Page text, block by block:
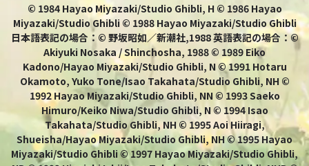
© 1984 Hayao Miyazaki/Studio Ghibli, H © 1986 Hayao
Miyazaki/Studio Ghibli © 1988 Hayao Miyazaki/Studio Ghibli
日本語表記の場合：© 野坂昭如／新潮社,1988 英語表記の場合：©
Akiyuki Nosaka / Shinchosha, 1988 © 1989 Eiko
Kadono/Hayao Miyazaki/Studio Ghibli, N © 1991 Hotaru
Okamoto, Yuko Tone/Isao Takahata/Studio Ghibli, NH ©
1992 Hayao Miyazaki/Studio Ghibli, NN © 1993 Saeko
Himuro/Keiko Niwa/Studio Ghibli, N © 1994 Isao
Takahata/Studio Ghibli, NH © 1995 Aoi Hiiragi,
Shueisha/Hayao Miyazaki/Studio Ghibli, NH © 1995 Hayao
Miyazaki/Studio Ghibli © 1997 Hayao Miyazaki/Studio Ghibli,